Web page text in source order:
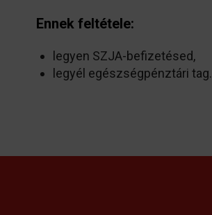
Ennek feltétele:
legyen SZJA-befizetésed,
legyél egészségpénztári tag.